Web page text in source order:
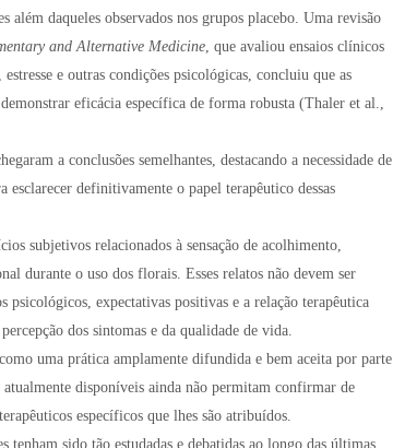
além daqueles observados nos grupos placebo. Uma revisão
and Alternative Medicine , que avaliou ensaios clínicos
e outras condições psicológicas, concluiu que as
eficácia específica de forma robusta (Thaler et al.,
a conclusões semelhantes, destacando a necessidade de
esclarecer definitivamente o papel terapêutico dessas
subjetivos relacionados à sensação de acolhimento,
durante o uso dos florais. Esses relatos não devem ser
psicológicos, expectativas positivas e a relação terapêutica
dos sintomas e da qualidade de vida.
uma prática amplamente difundida e bem aceita por parte
disponíveis ainda não permitam confirmar de
específicos que lhes são atribuídos.
tenham sido tão estudadas e debatidas ao longo das últimas